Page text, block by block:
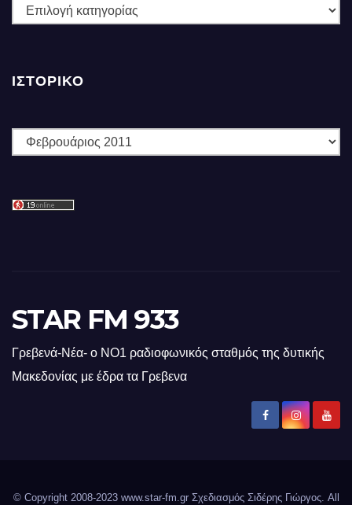
ΚΑΤΗΓΟΡΙΕΣ
ΙΣΤΟΡΙΚΌ
Ιστορικό
STAR FM 933
Γρεβενά-Νέα- ο ΝΟ1 ραδιοφωνικός σταθμός της δυτικής
Μακεδονίας με έδρα τα Γρεβενα
© Copyright 2008-2023 www.star-fm.gr Σχεδιασμός Σιδέρης Γιώργος. All